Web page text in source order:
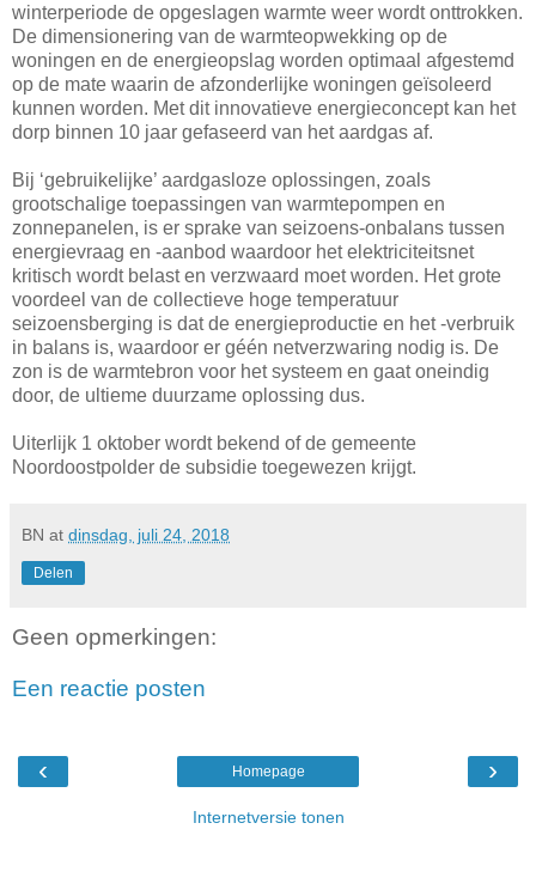
winterperiode de opgeslagen warmte weer wordt onttrokken.
De dimensionering van de warmteopwekking op de
woningen en de energieopslag worden optimaal afgestemd
op de mate waarin de afzonderlijke woningen geïsoleerd
kunnen worden. Met dit innovatieve energieconcept kan het
dorp binnen 10 jaar gefaseerd van het aardgas af.
Bij ‘gebruikelijke’ aardgasloze oplossingen, zoals
grootschalige toepassingen van warmtepompen en
zonnepanelen, is er sprake van seizoens-onbalans tussen
energievraag en -aanbod waardoor het elektriciteitsnet
kritisch wordt belast en verzwaard moet worden. Het grote
voordeel van de collectieve hoge temperatuur
seizoensberging is dat de energieproductie en het -verbruik
in balans is, waardoor er géén netverzwaring nodig is. De
zon is de warmtebron voor het systeem en gaat oneindig
door, de ultieme duurzame oplossing dus.
Uiterlijk 1 oktober wordt bekend of de gemeente
Noordoostpolder de subsidie toegewezen krijgt.
BN at dinsdag, juli 24, 2018
Delen
Geen opmerkingen:
Een reactie posten
‹ ›
Homepage
Internetversie tonen